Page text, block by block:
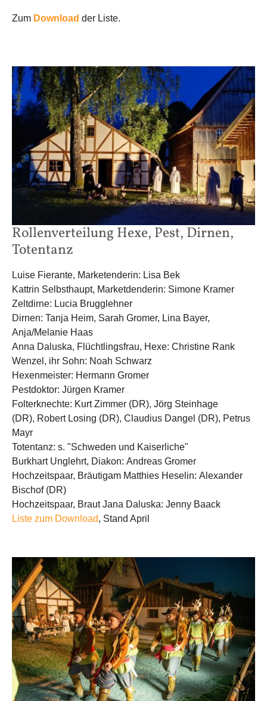
Zum Download der Liste.
Rollenverteilung Hexe, Pest, Dirnen,
Totentanz
Luise Fierante, Marketenderin: Lisa Bek
Kattrin Selbsthaupt, Marketdenderin: Simone Kramer
Zeltdirne: Lucia Brugglehner
Dirnen: Tanja Heim, Sarah Gromer, Lina Bayer,
Anja/Melanie Haas
Anna Daluska, Flüchtlingsfrau, Hexe: Christine Rank
Wenzel, ihr Sohn: Noah Schwarz
Hexenmeister: Hermann Gromer
Pestdoktor: Jürgen Kramer
Folterknechte: Kurt Zimmer (DR), Jörg Steinhage
(DR), Robert Losing (DR), Claudius Dangel (DR), Petrus
Mayr
Totentanz: s. "Schweden und Kaiserliche"
Burkhart Unglehrt, Diakon: Andreas Gromer
Hochzeitspaar, Bräutigam Matthies Heselin: Alexander
Bischof (DR)
Hochzeitspaar, Braut Jana Daluska: Jenny Baack
Liste zum Download, Stand April